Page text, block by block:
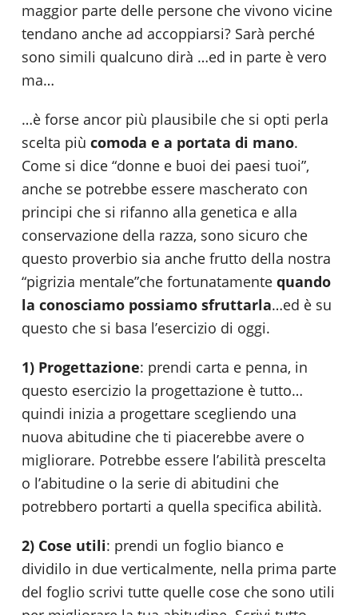
maggior parte delle persone che vivono vicine
tendano anche ad accoppiarsi? Sarà perché
sono simili qualcuno dirà …ed in parte è vero
ma…
…è forse ancor più plausibile che si opti perla
scelta più comoda e a portata di mano.
Come si dice “donne e buoi dei paesi tuoi”,
anche se potrebbe essere mascherato con
principi che si rifanno alla genetica e alla
conservazione della razza, sono sicuro che
questo proverbio sia anche frutto della nostra
“pigrizia mentale”che fortunatamente quando
la conosciamo possiamo sfruttarla…ed è su
questo che si basa l’esercizio di oggi.
1) Progettazione: prendi carta e penna, in
questo esercizio la progettazione è tutto…
quindi inizia a progettare scegliendo una
nuova abitudine che ti piacerebbe avere o
migliorare. Potrebbe essere l’abilità prescelta
o l’abitudine o la serie di abitudini che
potrebbero portarti a quella specifica abilità.
2) Cose utili: prendi un foglio bianco e
dividilo in due verticalmente, nella prima parte
del foglio scrivi tutte quelle cose che sono utili